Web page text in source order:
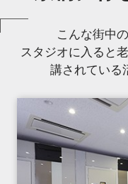
こんな街中
スタジオに入ると
講されている